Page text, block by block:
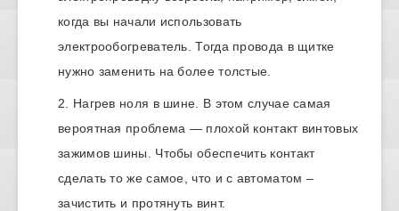
когда вы начали использовать
электрообогреватель. Тогда провода в щитке
нужно заменить на более толстые.
Нагрев ноля в шине. В этом случае самая
вероятная проблема — плохой контакт винтовых
зажимов шины. Чтобы обеспечить контакт
сделать то же самое, что и с автоматом –
зачистить и протянуть винт.